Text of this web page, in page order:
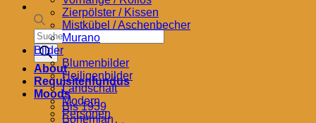
Products
search
About
Requisitenfundus
Moods
Bis 1939
Bohemian
Zierpölster / Kissen
Mistkübel / Aschenbecher
Murano
Bilder
Blumenbilder
Heiligenbilder
Landschaft
Modern
Personen